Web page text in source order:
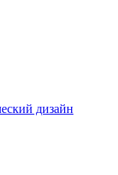
дизайн